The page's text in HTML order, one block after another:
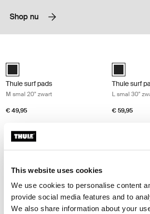
This website uses cookies
We use cookies to personalise content
provide social media features and to
We also share information about your
Shop nu
Black (selected)
Thule surf pads
M smal 20" zwart
€ 49,95
Black
Thule surf
L smal 30"
€ 59,95
Thule surf pads M breed 20" zwart Black
Thule surf pads
€ 49,95